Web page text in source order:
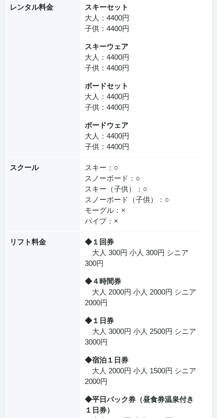
レンタル料金
スキーセット
大人：4400円
子供：4400円
スキーウェア
大人：4400円
子供：4400円
ボードセット
大人：4400円
子供：4400円
ボードウェア
大人：4400円
子供：4400円
スクール
スキー：○
スノーボード：○
スキー（子供）：○
スノーボード（子供）：○
モーグル：×
パイプ：×
リフト料金
◆１回券
大人 300円 小人 300円 シニア
300円
◆４時間券
大人 2000円 小人 2000円 シニア
2000円
◆１日券
大人 3000円 小人 2500円 シニア
3000円
◆宿泊１日券
大人 2000円 小人 1500円 シニア
2000円
◆平日パック券（昼食券温泉付き
１日券）